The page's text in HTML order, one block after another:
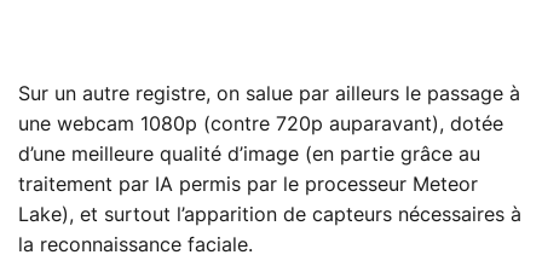
Sur un autre registre, on salue par ailleurs le passage à
une webcam 1080p (contre 720p auparavant), dotée
d’une meilleure qualité d’image (en partie grâce au
traitement par IA permis par le processeur Meteor
Lake), et surtout l’apparition de capteurs nécessaires à
la reconnaissance faciale.